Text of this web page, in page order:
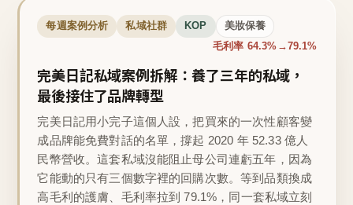
每週案例分析 私域社群 KOP 美妝保養
毛利率 64.3%→79.1%
完美日記私域案例拆解：養了三年的私域，
最後接住了品牌轉型
完美日記用小完子這個人設，把買來的一次性顧客變
成品牌能免費對話的名單，撐起 2020 年 52.33 億人
民幣營收。這套私域沒能阻止母公司連虧五年，因為
它能動的只有三個數字裡的回購次數。等到品類換成
高毛利的護膚、毛利率拉到 79.1%，同一套私域立刻